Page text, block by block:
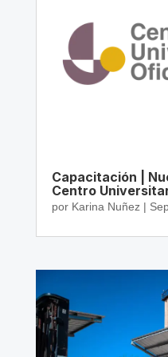
Capacitación |
Centro
por Karina Nuñez|